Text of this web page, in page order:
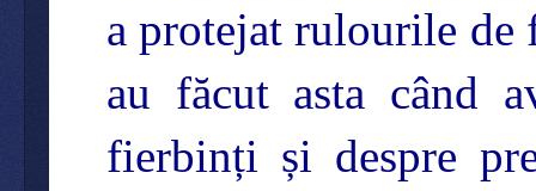
a protejat rulourile
au făcut asta când
fierbinți și despre